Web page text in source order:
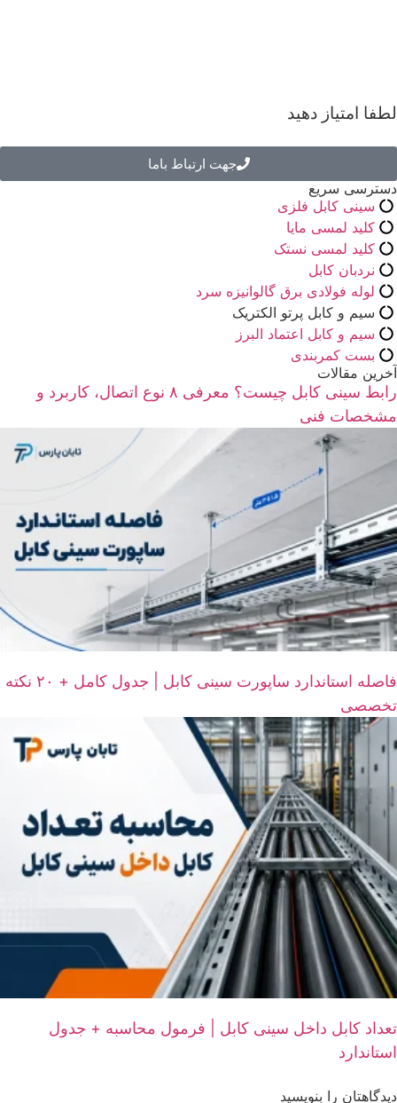
لطفا امتیاز دهید
جهت ارتباط باما
دسترسی سریع
سینی کابل فلزی
کلید لمسی مایا
کلید لمسی نستک
نردبان کابل
لوله فولادی برق گالوانیزه سرد
سیم و کابل پرتو الکتریک
سیم و کابل اعتماد البرز
بست کمربندی
آخرین مقالات
رابط سینی کابل چیست؟ معرفی ۸ نوع اتصال، کاربرد و
مشخصات فنی
فاصله استاندارد ساپورت سینی کابل | جدول کامل + ۲۰ نکته
تخصصی
تعداد کابل داخل سینی کابل | فرمول محاسبه + جدول
استاندارد
دیدگاهتان را بنویسید